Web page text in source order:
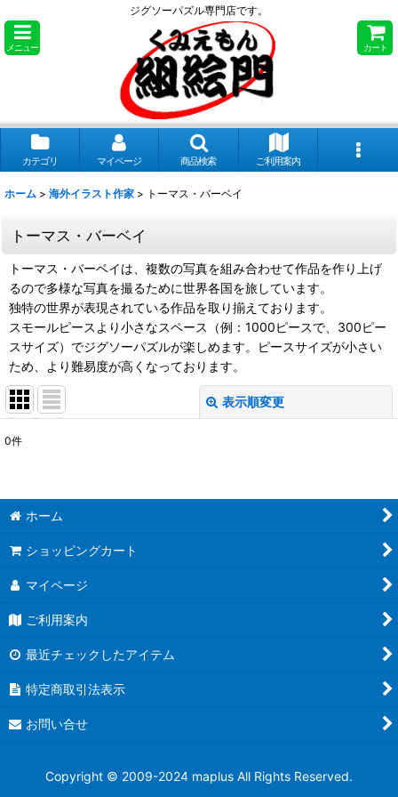
ジグソーパズル専門店です。
メニュー カート
カテゴリ マイページ 商品検索 ご利用案内
ホーム > 海外イラスト作家 > トーマス・バーベイ
トーマス・バーベイ
トーマス・バーベイは、複数の写真を組み合わせて作品を作り上げ
るので多様な写真を撮るために世界各国を旅しています。
独特の世界が表現されている作品を取り揃えております。
スモールピースより小さなスペース（例：1000ピースで、300ピー
スサイズ）でジグソーパズルが楽しめます。ピースサイズが小さい
ため、より難易度が高くなっております。
表示順変更
並び順:
0件
ホーム
ショッピングカート
マイページ
ご利用案内
最近チェックしたアイテム
特定商取引法表示
お問い合せ
Copyright © 2009-2024 maplus All Rights Reserved.